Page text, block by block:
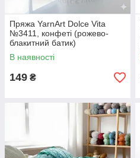
Пряжа YarnArt Dolce Vita
№3411, конфеті (рожево-
блакитний батик)
В наявності
149 ₴